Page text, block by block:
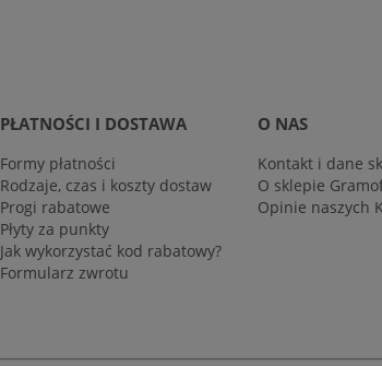
PŁATNOŚCI I DOSTAWA
Formy płatności
Rodzaje, czas i koszty dostaw
Progi rabatowe
Płyty za punkty
Jak wykorzystać kod rabatowy?
Formularz zwrotu
O NAS
Kontakt i dane
O sklepie
Opinie naszych